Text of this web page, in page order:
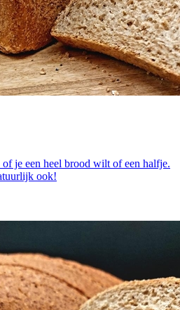
je een heel brood wilt of een halfje.
ook!